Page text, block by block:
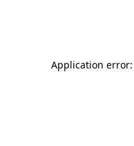
Application